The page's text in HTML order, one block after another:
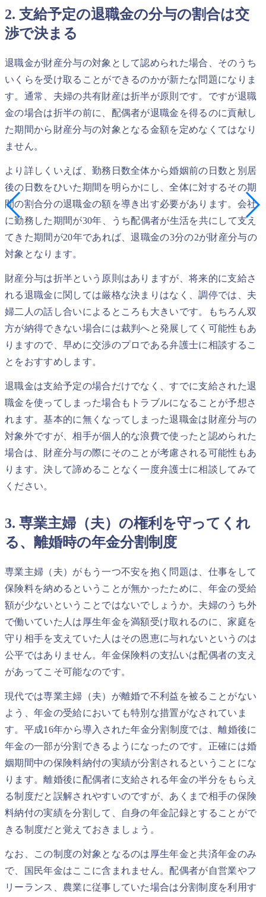
2. 支給予定の退職金の分与の割合は交
渉で決まる
退職金が財産分与の対象として認められた場合、そのうち
いくらを受け取ることができるのかが新たな問題になりま
す。通常、夫婦の共有財産は折半が原則です。ですが退職
金の場合は折半の前に、配偶者が退職金を得るのに貢献し
た期間から財産分与の対象となる金額を定めなくてはなり
ません。
より詳しくいえば、勤務日数全体から婚姻前の日数と別居
後の日数をひいた期間を明らかにし、全体に対するその期
間の割合分の退職金の額を導き出す必要があります。会社
に勤務した期間が30年、うち配偶者が生活を共にして支え
てきた期間が20年であれば、退職金の3分の2が財産分与の
対象となります。
財産分与は折半という原則はありますが、将来的に支給さ
れる退職金に関しては厳格な決まりはなく、調停では、夫
婦二人の話し合いによるところも大きいです。もちろん双
方が納得できない場合には裁判へと発展してく可能性もあ
りますので、早めに交渉のプロである弁護士に相談するこ
とをおすすめします。
退職金は支給予定の場合だけでなく、すでに支給された退
職金を使ってしまった場合もトラブルになることが予想さ
れます。基本的に無くなってしまった退職金は財産分与の
対象外ですが、相手が個人的な浪費で使ったと認められた
場合は、財産分与の際にそのことが考慮される可能性もあ
ります。決して諦めることなく一度弁護士に相談してみて
ください。
3. 専業主婦（夫）の権利を守ってくれ
る、離婚時の年金分割制度
専業主婦（夫）がもう一つ不安を抱く問題は、仕事をして
保険料を納めるということが無かったために、年金の受給
額が少ないということではないでしょうか。夫婦のうち外
で働いていた人は厚生年金を満額受け取れるのに、家庭を
守り相手を支えていた人はその恩恵に与れないというのは
公平ではありません。年金保険料の支払いは配偶者の支え
があってこそ可能なのです。
現代では専業主婦（夫）が離婚で不利益を被ることがない
よう、年金の受給においても特別な措置がなされていま
す。平成16年から導入された年金分割制度では、離婚後に
年金の一部が分割できるようになったのです。正確には婚
姻期間中の保険料納付の実績が分割されるということにな
ります。離婚後に配偶者に支給される年金の半分をもらえ
る制度だと誤解されやすいのですが、あくまで相手の保険
料納付の実績を分割して、自身の年金記録とすることがで
きる制度だと覚えておきましょう。
なお、この制度の対象となるのは厚生年金と共済年金のみ
で、国民年金はここに含まれません。配偶者が自営業やフ
リーランス、農業に従事していた場合は分割制度を利用す